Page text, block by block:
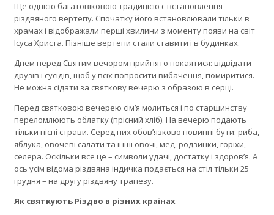
Ще однією багатовіковою традицією є встановлення
різдвяного вертепу. Спочатку його встановлювали тільки в
храмах і відображали перші хвилини з моменту появи на світ
Ісуса Христа. Пізніше вертепи стали ставити і в будинках.
Днем перед Святим вечором прийнято покаятися: відвідати
друзів і сусідів, щоб у всіх попросити вибачення, помиритися.
Не можна сідати за святкову вечерю з образою в серці.
Перед святковою вечерею сім’я молиться і по старшинству
переломлюють облатку (прісний хліб). На вечерю подають
тільки пісні страви. Серед них обов’язково повинні бути: риба,
яблука, овочеві салати та інші овочі, мед, родзинки, горіхи,
селера. Оскільки все це – символи удачі, достатку і здоров’я. А
ось усім відома різдвяна індичка подається на стіл тільки 25
грудня – на другу різдвяну трапезу.
Як святкують Різдво в різних країнах